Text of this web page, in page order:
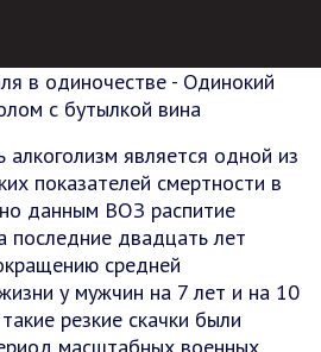
в одиночестве - Одинокий
с бутылкой вина
является одной из
показателей смертности в
данным ВОЗ распитие
последние двадцать лет
средней
у мужчин на 7 лет и на 10
резкие скачки были